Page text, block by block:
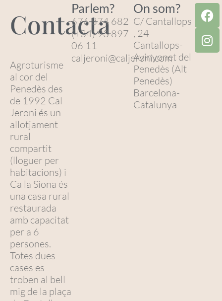
Contacta
Agroturisme
al cor del
Penedès des
de 1992 Cal
Jeroni és un
allotjament
rural
compartit
(lloguer per
habitacions) i
Ca la Siona és
una casa rural
restaurada
amb capacitat
per a 6
persones.
Totes dues
cases es
troben al bell
mig de la plaça
Parlem?
676 874 682
(+34) 93 897
06 11
caljeroni@caljeroni.com
On som?
C/ Cantallops
, 24
Cantallops-
Avinyonet del
Penedès (Alt
Penedès)
Barcelona-
Catalunya